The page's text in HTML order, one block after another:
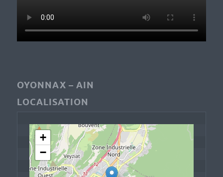
OYONNAX – AIN
LOCALISATION
+
−